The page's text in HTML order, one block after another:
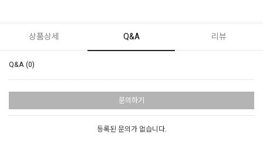
상품상세 Q&A 리뷰
Q&A (0)
문의하기
등록된 문의가 없습니다.